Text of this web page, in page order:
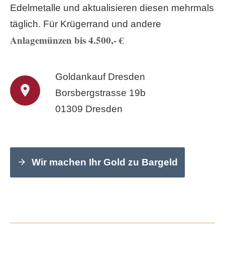
Edelmetalle und aktualisieren diesen mehrmals
täglich. Für Krügerrand und andere
Anlagemünzen bis 4.500,- €
Goldankauf Dresden
Borsbergstrasse 19b
01309 Dresden
Wir machen Ihr Gold zu Bargeld